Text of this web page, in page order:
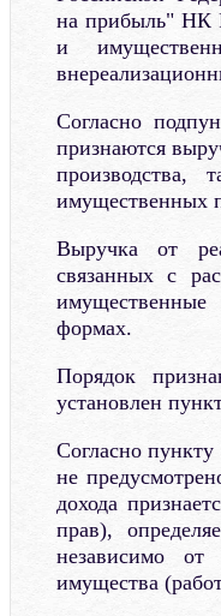
на прибыль" НК
и
Согласно
признаются
производства,
имущественных
Выручка от
связанных с
формах.
Порядок
установлен
Согласно
не
дохода
прав),
независимо от
имущества